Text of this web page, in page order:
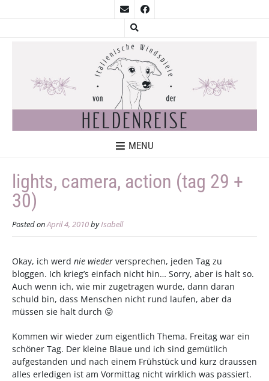
MENU
lights, camera, action (tag 29 +
30)
Posted onApril 4, 2010byIsabell
Okay, ich werd nie wieder versprechen, jeden Tag zu
bloggen. Ich krieg’s einfach nicht hin… Sorry, aber is halt so.
Auch wenn ich, wie mir zugetragen wurde, dann daran
schuld bin, dass Menschen nicht rund laufen, aber da
müssen sie halt durch 😛
Kommen wir wieder zum eigentlich Thema. Freitag war ein
schöner Tag. Der kleine Blaue und ich sind gemütlich
aufgestanden und nach einem Frühstück und kurz draussen
alles erledigen ist am Vormittag nicht wirklich was passiert.